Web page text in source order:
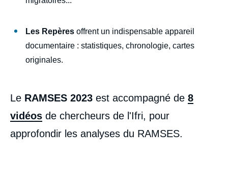
Les Repères offrent un indispensable appareil
documentaire : statistiques, chronologie, cartes
originales.
Le RAMSES 2023 est accompagné de 8
vidéos de chercheurs de l'Ifri, pour
approfondir les analyses du RAMSES.